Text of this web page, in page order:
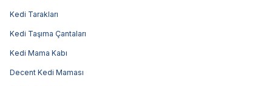
Kedi Tarakları
Kedi Taşıma Çantaları
Kedi Mama Kabı
Decent Kedi Maması